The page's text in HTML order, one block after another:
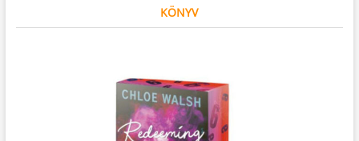
KÖNYV